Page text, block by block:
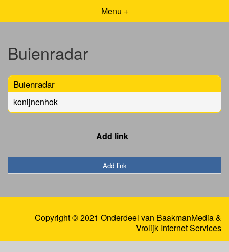
Menu +
Buienradar
Buienradar
konijnenhok
Add link
Add link
Copyright © 2021 Onderdeel van BaakmanMedia&
Vrolijk Internet Services